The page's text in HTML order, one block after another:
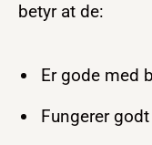
betyr at de:
Er gode med
Fungerer